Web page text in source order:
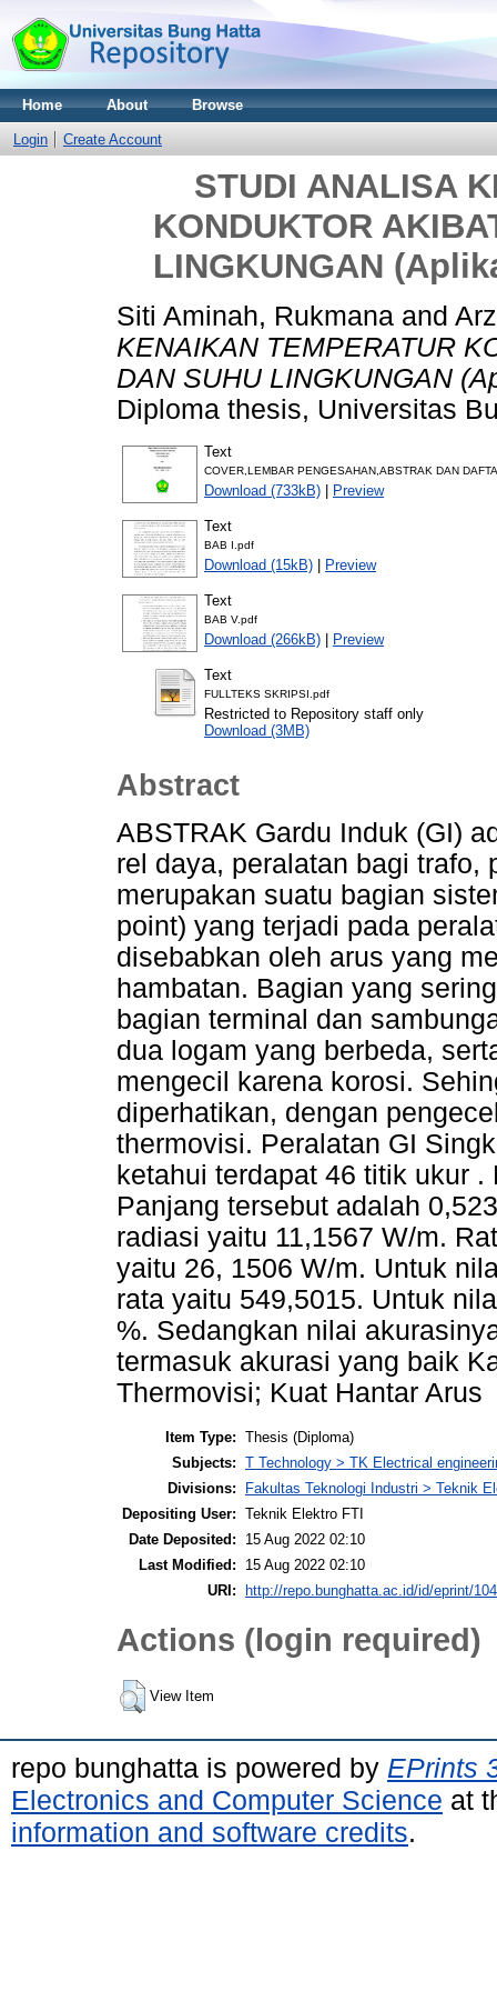
Home About Browse
Login Create Account
STUDI ANALISA
KONDUKTOR
LINGKUNGAN
Siti Aminah, Rukmana and
KENAIKAN TEMPERATUR
DAN SUHU LINGKUNGAN
Diploma thesis, Universitas
Text
COVER,LEMBAR PENGESAHAN,ABSTRAK DAN
Download (733kB) | Preview
Text
BAB I.pdf
Download (15kB) | Preview
Text
BAB V.pdf
Download (266kB) | Preview
Text
FULLTEKS SKRIPSI.pdf
Restricted to Repository staff only
Download (3MB)
Abstract
ABSTRAK Gardu Induk (GI)
rel daya, peralatan bagi trafo,
merupakan suatu bagian
point) yang terjadi pada
disebabkan oleh arus yang
hambatan. Bagian yang
bagian terminal dan
dua logam yang berbeda,
mengecil karena korosi.
diperhatikan, dengan
thermovisi. Peralatan GI
ketahui terdapat 46 titik ukur
Panjang tersebut adalah
radiasi yaitu 11,1567 W/m.
yaitu 26, 1506 W/m. Untuk
rata yaitu 549,5015. Untuk
%. Sedangkan nilai
termasuk akurasi yang baik
Thermovisi; Kuat Hantar Arus
Item Type: Thesis (Diploma)
Subjects: T Technology > TK Electrical
Divisions:
Fakultas Teknologi Industri > Teknik
Depositing User: Teknik Elektro FTI
Date Deposited:
15 Aug 2022 02:10
Last Modified:
15 Aug 2022 02:10
URI:
http://repo.bunghatta.ac.id/id/eprint/
Actions (login required)
View Item
repo bunghatta is powered by EPrints
Electronics and Computer Science at
information and software credits.